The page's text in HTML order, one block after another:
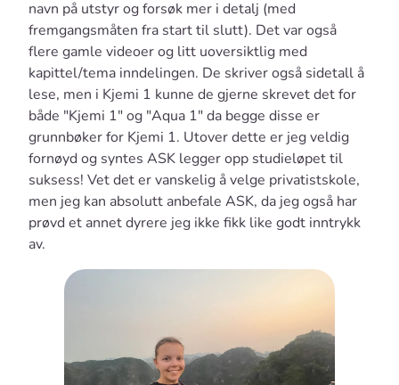
navn på utstyr og forsøk mer i detalj (med
fremgangsmåten fra start til slutt). Det var også
flere gamle videoer og litt uoversiktlig med
kapittel/tema inndelingen. De skriver også sidetall å
lese, men i Kjemi 1 kunne de gjerne skrevet det for
både "Kjemi 1" og "Aqua 1" da begge disse er
grunnbøker for Kjemi 1. Utover dette er jeg veldig
fornøyd og syntes ASK legger opp studieløpet til
suksess! Vet det er vanskelig å velge privatistskole,
men jeg kan absolutt anbefale ASK, da jeg også har
prøvd et annet dyrere jeg ikke fikk like godt inntrykk
av.